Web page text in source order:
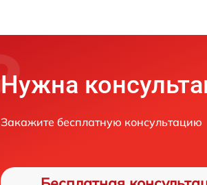
Нужна
Закажите бесплатную консультацию